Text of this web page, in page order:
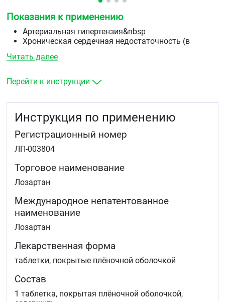
Показания к применению
Артериальная гипертензия&nbsp
Хроническая сердечная недостаточность (в
непереносимости или неэффективности терапии
Снижение риска развития инсульта у пациентов с
диабетом типа 2 с протеинурией с целью снижения
поражения почек, снижения риска развития
терминальной стадии (предотвращение
увеличения уровня креатинина в сыворотке
крови).
Читать далее
Перейти к инструкции
Инструкция по применению
Регистрационный номер
ЛП-003804
Торговое наименование
Лозартан
Международное непатентованное
наименование
Лозартан
Лекарственная форма
таблетки, покрытые плёночной оболочкой
Состав
1 таблетка, покрытая плёночной оболочкой,